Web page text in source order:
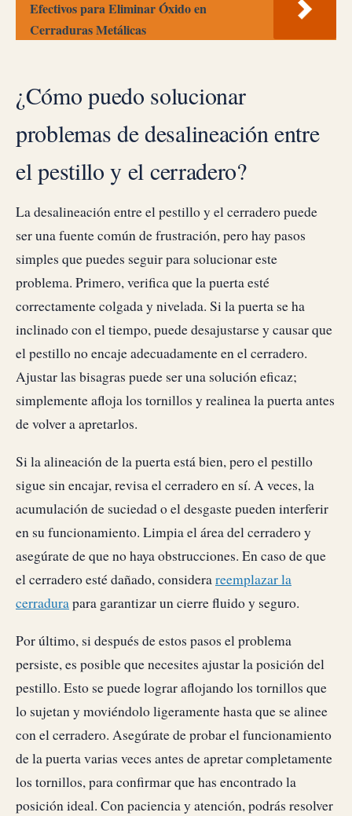
Efectivos para Eliminar Óxido en
Cerraduras Metálicas
¿Cómo puedo solucionar
problemas de desalineación entre
el pestillo y el cerradero?
La desalineación entre el pestillo y el cerradero puede
ser una fuente común de frustración, pero hay pasos
simples que puedes seguir para solucionar este
problema. Primero, verifica que la puerta esté
correctamente colgada y nivelada. Si la puerta se ha
inclinado con el tiempo, puede desajustarse y causar que
el pestillo no encaje adecuadamente en el cerradero.
Ajustar las bisagras puede ser una solución eficaz;
simplemente afloja los tornillos y realinea la puerta antes
de volver a apretarlos.
Si la alineación de la puerta está bien, pero el pestillo
sigue sin encajar, revisa el cerradero en sí. A veces, la
acumulación de suciedad o el desgaste pueden interferir
en su funcionamiento. Limpia el área del cerradero y
asegúrate de que no haya obstrucciones. En caso de que
el cerradero esté dañado, considerareemplazar la
cerradurapara garantizar un cierre fluido y seguro.
Por último, si después de estos pasos el problema
persiste, es posible que necesites ajustar la posición del
pestillo. Esto se puede lograr aflojando los tornillos que
lo sujetan y moviéndolo ligeramente hasta que se alinee
con el cerradero. Asegúrate de probar el funcionamiento
de la puerta varias veces antes de apretar completamente
los tornillos, para confirmar que has encontrado la
posición ideal. Con paciencia y atención, podrás resolver